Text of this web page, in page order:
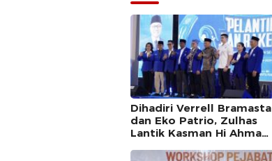
Dihadiri Verrell Bramasta
dan Eko Patrio, Zulhas
Lantik Kasman Hi Ahmad